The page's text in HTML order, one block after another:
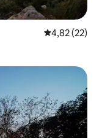
Gemiddelde
4,82 (22)